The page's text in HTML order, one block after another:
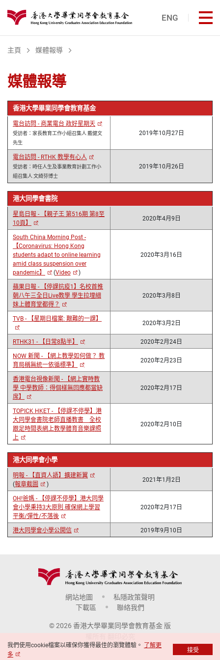
港大同學會教育基金
ENG 打
主頁 媒體報導
媒體報導
香港大學畢業同學會教育基金
電台訪問 - 商業電台 政好星期天
受訪者：家長教育工作小組召集人 戴健文
先生
2019年10月27日
電台訪問 - RTHK 教學有心人
受訪者：時任人生及事業教育計劃工作小
組召集人 文綺芬博士
2019年10月26日
港大同學會書院
星島日報 - 【親子王 第516期 第8至
10頁】
2020年4月9日
South China Morning Post -
【Coronavirus: Hong Kong
students adapt to online learning
amid class suspension over
pandemic】
(Video )
2020年3月16日
蘋果日報 - 【停課抗疫1】名校首推
朝八午三全日Live教學 學生拉埋細
妹上體育堂都得？
2020年3月8日
TVB - 【星期日檔案: 艱難的一課】
2020年3月2日
RTHK31 - 【日常8點半】
2020年2月24日
NOW 新聞 - 【網上教學如何做？ 教
育局稱無統一依循標準】
2020年2月23日
香港電台視像新聞 - 【網上實時教
學 中學教師：得個樣無回應都當缺
席】
2020年2月17日
TOPICK HKET - 【停課不停學】港
大同學會書院老師直播教書 全校
跟足時間表網上教學體育音樂課照
上
2020年2月10日
港大同學會小學
明報 - 【直資人語】擴建新翼
(報章截圖 )
2021年1月2日
OH!爸媽 - 【停課不停學】港大同學
會小學秉持3大原則 確保網上學習
平衡/彈性/不落後
2020年2月17日
港大同學會小學公開信 2019年9月10日
網站地圖
私隱政策聲明
下載區
聯絡我們
© 2026 香港大學畢業同學會教育基金 版
我們使用cookie檔案以確保你獲得最佳的瀏覽體驗。 了解更
多
接受